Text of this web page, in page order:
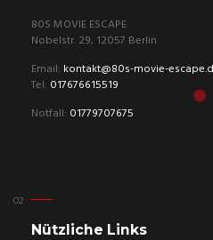
80S MOVIE ESCAPE
Nobelstr. 29, 12057 Berlin
Email: kontakt@80s-movie-
Tel: 017676615519
Notfall: 01779707675
Nützliche Links